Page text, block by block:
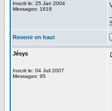
Inscrit le: 25 Jan 2004
Messages: 1618
Revenir en haut
Jésys
Inscrit le: 04 Juil 2007
Messages: 95